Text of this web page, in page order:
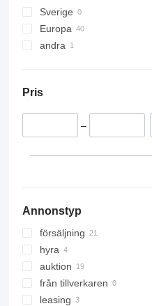
ToucanSJ 8831
SJ III 3219
Sverige
Europa
Storbritannien
Polen
Spanien
andra
Pris
–
Annonstyp
försäljning
hyra
auktion
från tillverkaren
leasing